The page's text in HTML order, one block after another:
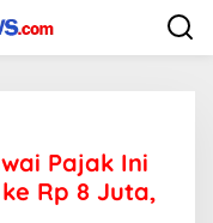
Pajak Ini
Rp 8 Juta,